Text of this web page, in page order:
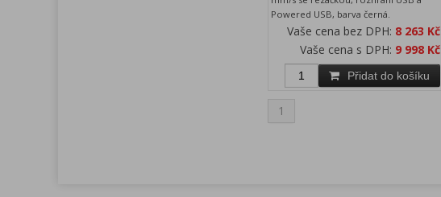
Powered USB, barva černá.
Vaše cena bez DPH: 8 263 Kč
Vaše cena s DPH: 9 998 Kč
Přidat do košíku
1